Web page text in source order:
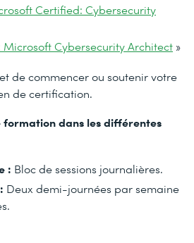
Certified: Cybersecurity
Microsoft Cybersecurity Architect »
de commencer ou soutenir votre
de certification.
formation dans les différentes
: Bloc de sessions journalières.
Deux demi-journées par semaine